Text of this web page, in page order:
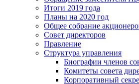
Итоги 2019 года
Планы на 2020 год
Общее собрание
Совет директоров
Правление
Структура управления
Биографии членов
Комитеты совета
Корпоративный